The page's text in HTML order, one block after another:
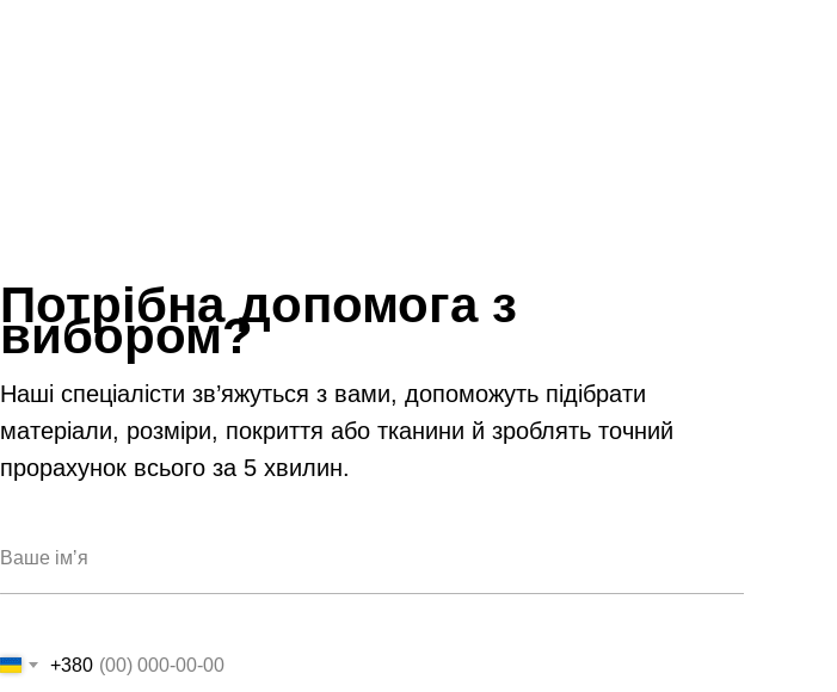
Потрібна допомога з
вибором?
Наші спеціалісти зв’яжуться з вами, допоможуть підібрати
матеріали, розміри, покриття або тканини й зроблять точний
прорахунок всього за 5 хвилин.
+380